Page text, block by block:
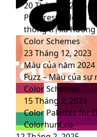
20 Tháng 1, 2025
Pinterest Palette
thống trị xu hướng
Color Schemes
23 Tháng 12, 2023
Màu của năm
Fuzz – Màu của sự
Color Schemes
15 Tháng 2, 2023
Color Palettes for
Colorhunt.co